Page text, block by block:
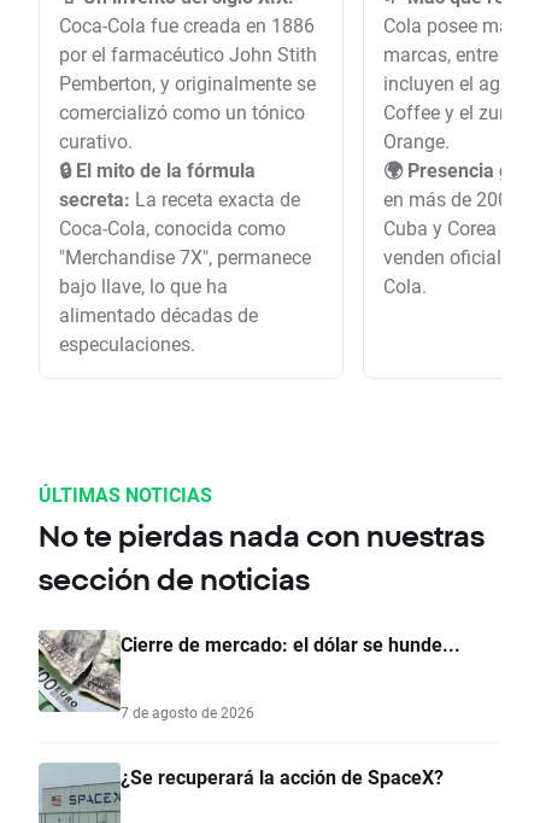
Coca-Cola fue creada en 1886
por el farmacéutico John Stith
Pemberton, y originalmente se
comercializó como un tónico
curativo.
🔒 El mito de la fórmula
secreta: La receta exacta de
Coca-Cola, conocida como
"Merchandise 7X", permanece
bajo llave, lo que ha
alimentado décadas de
especulaciones.
Cola posee más
marcas, entre las
incluyen el agua
Coffee y el zumo
Orange.
🌍 Presencia
en más de 200
Cuba y Corea del
venden
Cola.
ÚLTIMAS NOTICIAS
No te pierdas nada con nuestras
sección de noticias
Cierre de mercado: el dólar se hunde...
7 de agosto de 2026
¿Se recuperará la acción de SpaceX?